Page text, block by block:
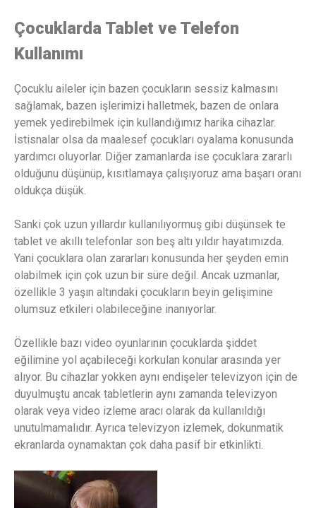
Çocuklarda Tablet ve Telefon
Kullanımı
Çocuklu aileler için bazen çocukların sessiz kalmasını
sağlamak, bazen işlerimizi halletmek, bazen de onlara
yemek yedirebilmek için kullandığımız harika cihazlar.
İstisnalar olsa da maalesef çocukları oyalama konusunda
yardımcı oluyorlar. Diğer zamanlarda ise çocuklara zararlı
olduğunu düşünüp, kısıtlamaya çalışıyoruz ama başarı oranı
oldukça düşük.
Sanki çok uzun yıllardır kullanılıyormuş gibi düşünsek te
tablet ve akıllı telefonlar son beş altı yıldır hayatımızda.
Yani çocuklara olan zararları konusunda her şeyden emin
olabilmek için çok uzun bir süre değil. Ancak uzmanlar,
özellikle 3 yaşın altındaki çocukların beyin gelişimine
olumsuz etkileri olabileceğine inanıyorlar.
Özellikle bazı video oyunlarının çocuklarda şiddet
eğilimine yol açabileceği korkulan konular arasında yer
alıyor. Bu cihazlar yokken aynı endişeler televizyon için de
duyulmuştu ancak tabletlerin aynı zamanda televizyon
olarak veya video izleme aracı olarak da kullanıldığı
unutulmamalıdır. Ayrıca televizyon izlemek, dokunmatik
ekranlarda oynamaktan çok daha pasif bir etkinlikti.